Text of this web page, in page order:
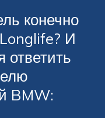
конечно
И
ответить
BMW: